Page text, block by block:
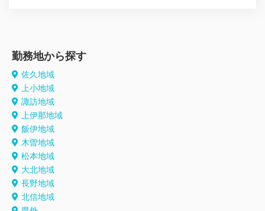
勤務地から探す
佐久地域
上小地域
諏訪地域
上伊那地域
飯伊地域
木曽地域
松本地域
大北地域
長野地域
北信地域